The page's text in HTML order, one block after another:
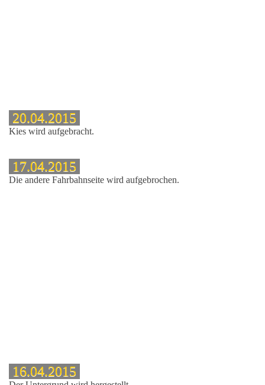
20.04.2015
Kies wird aufgebracht.
17.04.2015
Die andere Fahrbahnseite wird aufgebrochen.
16.04.2015